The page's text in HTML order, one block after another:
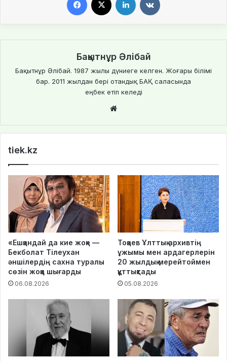
Бақытнұр Әлібай
Бақытнұр Әлібай. 1987 жылы дүниеге келген. Жоғары білімі
бар. 2011 жылдан бері отандық БАҚ саласында
еңбек етіп келеді
tiek.kz
«Ешқандай да кие жоқ» —
Бекболат Тілеухан
әншілердің сахна туралы
сөзін жоққа шығарды
06.08.2026
Тоқаев Ұлттық архивтің
ұжымы мен ардагерлерін
20 жылдық мерейтоймен
құттықтады
05.08.2026